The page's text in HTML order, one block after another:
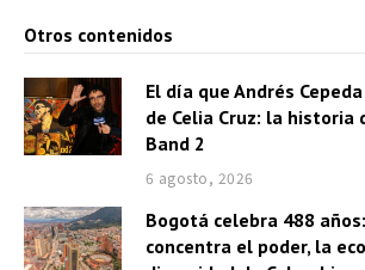
Otros contenidos
El día que Andrés
de Celia Cruz: la historia
Band 2
6 agosto, 2026
Bogotá celebra 488
concentra el poder, la